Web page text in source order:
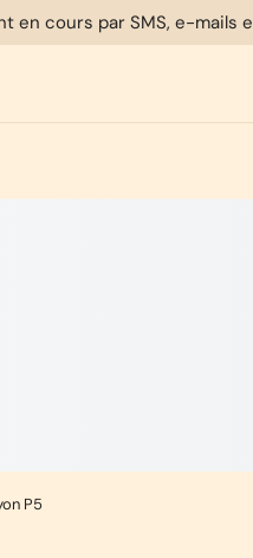
en cours par SMS, e-mails
P5